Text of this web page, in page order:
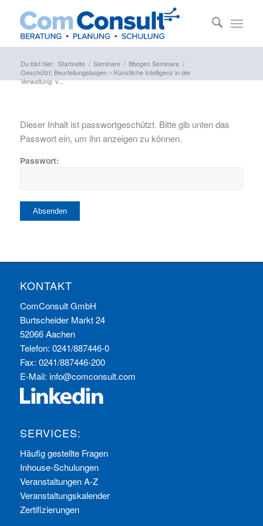
Du bist hier: Startseite / Seminare / Bbogen Seminare /
Geschützt: Beurteilungsbogen – Künstliche Intelligenz in der
Verwaltung: v...
Dieser Inhalt ist passwortgeschützt. Bitte gib unten das
Passwort ein, um ihn anzeigen zu können.
Passwort:
KONTAKT
ComConsult GmbH
Burtscheider Markt 24
52066 Aachen
Telefon: 0241/887446-0
Fax: 0241/887446-200
E-Mail: info@comconsult.com
SERVICES:
Häufig gestellte Fragen
Inhouse-Schulungen
Veranstaltungen A-Z
Veranstaltungskalender
Zertifizierungen